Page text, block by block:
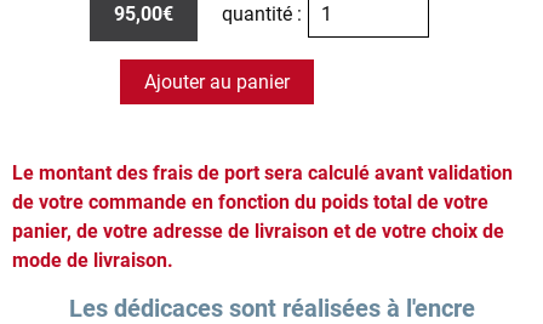
95,00€ quantité :
Ajouter au panier
Le montant des frais de port sera calculé avant validation
de votre commande en fonction du poids total de votre
panier, de votre adresse de livraison et de votre choix de
mode de livraison.
Les dédicaces sont réalisées à l'encre